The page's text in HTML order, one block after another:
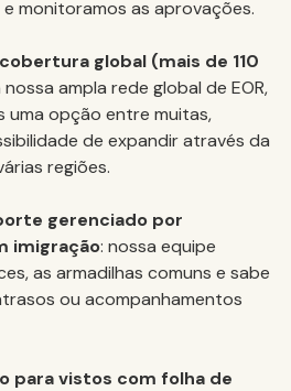
monitoramos as aprovações.
global (mais de 110
ampla rede global de EOR,
uma opção entre muitas,
de expandir através da
regiões.
gerenciado por
imigração: nossa equipe
as armadilhas comuns e sabe
ou acompanhamentos
para vistos com folha de